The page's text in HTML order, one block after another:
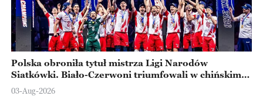
Polska obroniła tytuł mistrza Ligi Narodów
Siatkówki. Biało-Czerwoni triumfowali w chińskim
Ningbo
03-Aug-2026